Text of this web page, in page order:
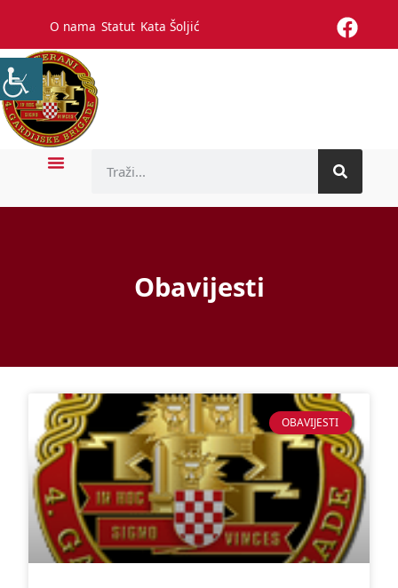
O nama Statut Kata Šoljić
Obavijesti
OBAVIJESTI